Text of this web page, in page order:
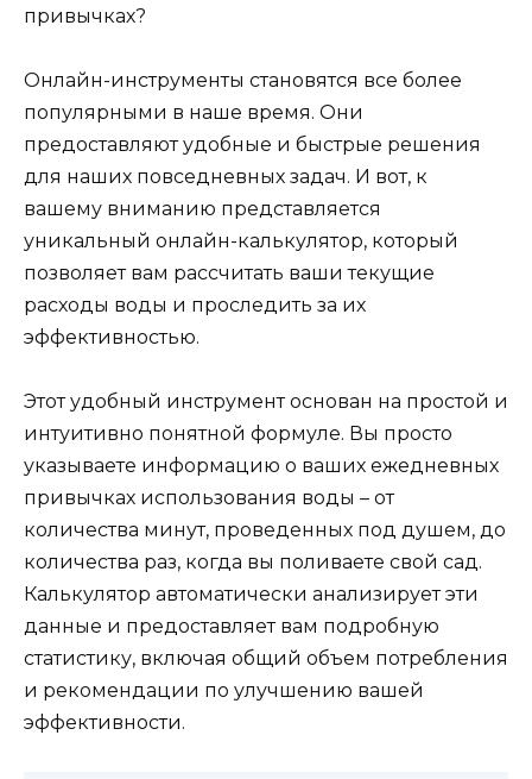
привычках?
Онлайн-инструменты становятся все более
популярными в наше время. Они
предоставляют удобные и быстрые решения
для наших повседневных задач. И вот, к
вашему вниманию представляется
уникальный онлайн-калькулятор, который
позволяет вам рассчитать ваши текущие
расходы воды и проследить за их
эффективностью.
Этот удобный инструмент основан на простой и
интуитивно понятной формуле. Вы просто
указываете информацию о ваших ежедневных
привычках использования воды – от
количества минут, проведенных под душем, до
количества раз, когда вы поливаете свой сад.
Калькулятор автоматически анализирует эти
данные и предоставляет вам подробную
статистику, включая общий объем потребления
и рекомендации по улучшению вашей
эффективности.